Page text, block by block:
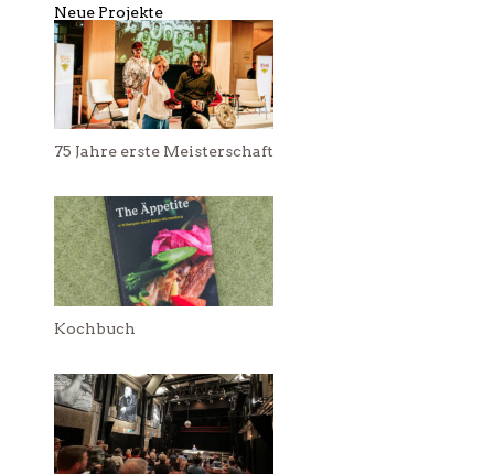
Neue Projekte
75 Jahre erste Meisterschaft
Kochbuch